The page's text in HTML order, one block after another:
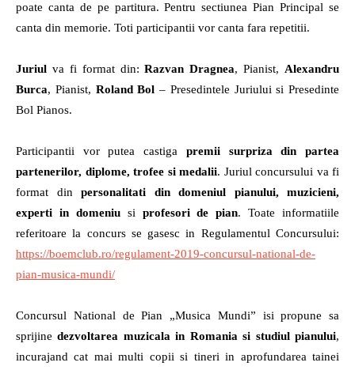
poate canta de pe partitura. Pentru sectiunea Pian Principal se
canta din memorie. Toti participantii vor canta fara repetitii.
Juriul va fi format din:Razvan Dragnea, Pianist, Alexandru
Burca, Pianist, Roland Bol – Presedintele Juriului si Presedinte
Bol Pianos.
Participantii vor putea castiga premii surpriza din partea
partenerilor, diplome, trofee si medalii. Juriul concursului va fi
format din personalitati din domeniul pianului, muzicieni,
experti in domeniusi profesori de pian.Toate informatiile
referitoare la concurs se gasesc in Regulamentul Concursului:
https://boemclub.ro/regulament-2019-concursul-national-de-
pian-musica-mundi/
Concursul National de Pian „Musica Mundi” isi propune sa
sprijinedezvoltarea muzicala in Romania si studiul pianului,
incurajand cat mai multi copii si tineri in aprofundarea tainei